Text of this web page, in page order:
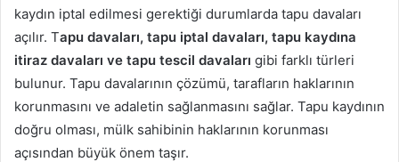
kaydın iptal edilmesi gerektiği durumlarda tapu davaları
açılır. Tapu davaları, tapu iptal davaları, tapu kaydına
itiraz davaları ve tapu tescil davaları gibi farklı türleri
bulunur. Tapu davalarının çözümü, tarafların haklarının
korunmasını ve adaletin sağlanmasını sağlar. Tapu kaydının
doğru olması, mülk sahibinin haklarının korunması
açısından büyük önem taşır.